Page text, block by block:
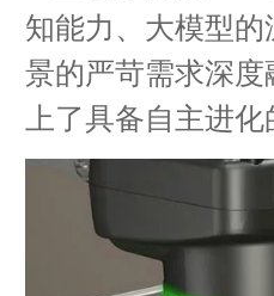
知能力、大模型
景的严苛需求深
上了具备自主进化